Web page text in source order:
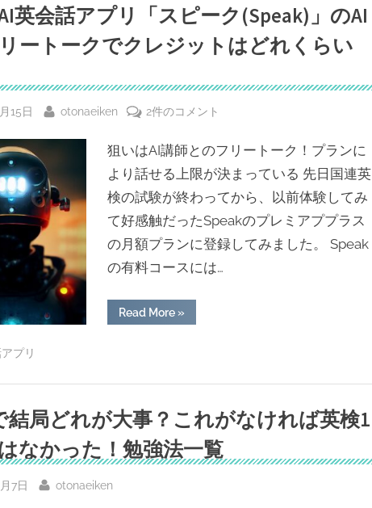
新
幹
中
で
中
お
め
英
語
漬
け”
英会話アプリ「スピーク(Speak)」のAI
ートークでクレジットはどれくらい
15日 By
otonaeiken
検
AI
英
会
話
ア
プ
リ
ピ
AI
師
2件のコメント
狙いはAI講師とのフリートーク！プランに
より話せる上限が決まっている 先日国連英
検の試験が終わってから、以前体験してみ
て好感触だったSpeakのプレミアププラス
の月額プランに登録してみました。 Speak
の有料コースには…
Read More“検
証！
「ス
ピ
ー
ク
(Speak)」
»
プリ
結局どれが大事？これがなければ英検1
なかった！勉強法一覧
7日 By
otonaeiken